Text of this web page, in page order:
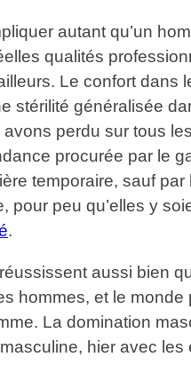
autant qu’un
qualités
Le confort
stérilité généralisée
perdu sur tous
procurée par le
temporaire, sauf
pour peu qu’elles y
.
aussi bien
hommes, et le
La domination
hier avec